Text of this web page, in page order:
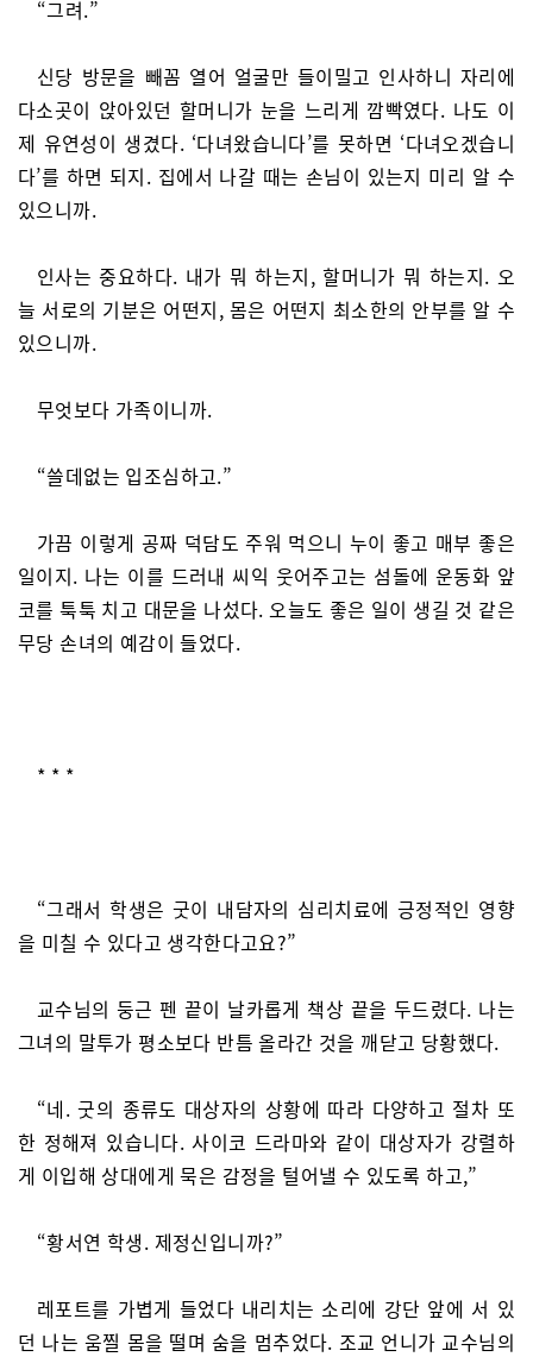
“그려.”
신당 방문을 빼꼼 열어 얼굴만 들이밀고 인사하니 자리에
다소곳이 앉아있던 할머니가 눈을 느리게 깜빡였다. 나도 이
제 유연성이 생겼다. ‘다녀왔습니다’를 못하면 ‘다녀오겠습니
다’를 하면 되지. 집에서 나갈 때는 손님이 있는지 미리 알 수
있으니까.
인사는 중요하다. 내가 뭐 하는지, 할머니가 뭐 하는지. 오
늘 서로의 기분은 어떤지, 몸은 어떤지 최소한의 안부를 알 수
있으니까.
무엇보다 가족이니까.
“쓸데없는 입조심하고.”
가끔 이렇게 공짜 덕담도 주워 먹으니 누이 좋고 매부 좋은
일이지. 나는 이를 드러내 씨익 웃어주고는 섬돌에 운동화 앞
코를 툭툭 치고 대문을 나섰다. 오늘도 좋은 일이 생길 것 같은
무당 손녀의 예감이 들었다.
* * *
“그래서 학생은 굿이 내담자의 심리치료에 긍정적인 영향
을 미칠 수 있다고 생각한다고요?”
교수님의 둥근 펜 끝이 날카롭게 책상 끝을 두드렸다. 나는
그녀의 말투가 평소보다 반틈 올라간 것을 깨닫고 당황했다.
“네. 굿의 종류도 대상자의 상황에 따라 다양하고 절차 또
한 정해져 있습니다. 사이코 드라마와 같이 대상자가 강렬하
게 이입해 상대에게 묵은 감정을 털어낼 수 있도록 하고,”
“황서연 학생. 제정신입니까?”
레포트를 가볍게 들었다 내리치는 소리에 강단 앞에 서 있
던 나는 움찔 몸을 떨며 숨을 멈추었다. 조교 언니가 교수님의